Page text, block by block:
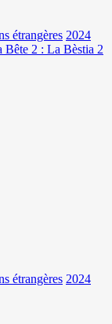
étrangères 2024
Bête 2 : La Bèstia 2
étrangères 2024